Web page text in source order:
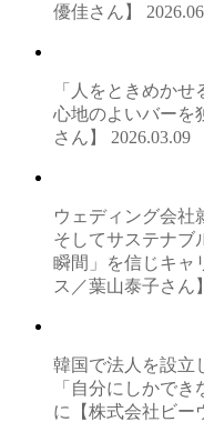
優佳さん】
「人をときめか
心地のよいバーを
さん】 2026.03.09
ウェディング会社
そしてサステナブ
瞬間」を信じキャ
ス／葉山泰子さん
韓国で法人を設立
「自分にしかで
に【株式会社ビー